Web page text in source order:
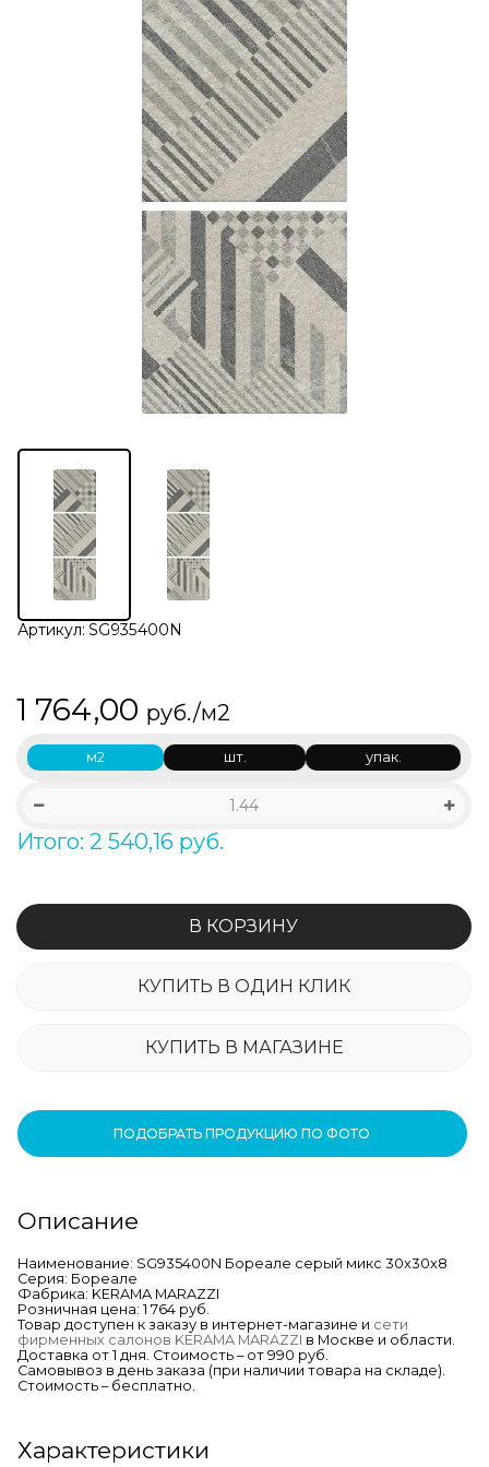
Артикул: SG935400N
1 764,00 руб./м2
м2 шт. упак.
Итого: 2 540,16 руб.
В КОРЗИНУ
КУПИТЬ В ОДИН КЛИК
КУПИТЬ В МАГАЗИНЕ
ПОДОБРАТЬ ПРОДУКЦИЮ ПО ФОТО
Описание
Наименование: SG935400N Бореале серый микс 30x30x8
Серия: Бореале
Фабрика: KERAMA MARAZZI
Розничная цена: 1 764 руб.
Товар доступен к заказу в интернет-магазине и сети
фирменных салонов KERAMA MARAZZI в Москве и области.
Доставка от 1 дня. Стоимость – от 990 руб.
Самовывоз в день заказа (при наличии товара на складе).
Стоимость – бесплатно.
Характеристики